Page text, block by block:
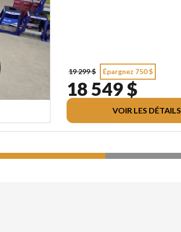
19 299 $ Épargnez 750 $
18 549 $
VOIR LES DÉTAILS